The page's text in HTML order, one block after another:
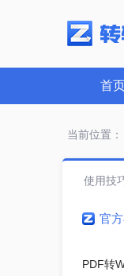
首
当前位置：
使用技
官
PDF转